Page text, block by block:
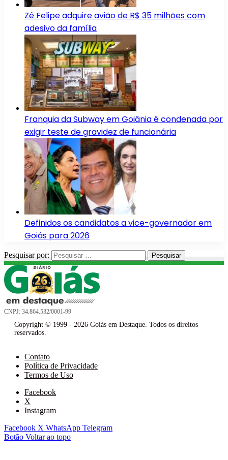
Zé Felipe adquire avião de R$ 35 milhões com
adesivo da família
Franquia da Subway em Goiânia é condenada por
exigir teste de gravidez de funcionária
Definidos os candidatos a vice-governador em
Goiás para 2026
Pesquisar por:
CNPJ: 34.864.532/0001-99
Copyright © 1999 - 2026 Goiás em Destaque. Todos os direitos
reservados.
Contato
Política de Privacidade
Termos de Uso
Facebook
X
Instagram
Facebook X WhatsApp Telegram
Botão Voltar ao topo